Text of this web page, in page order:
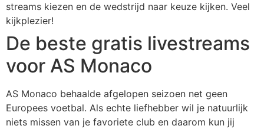
streams kiezen en de wedstrijd naar keuze kijken. Veel
kijkplezier!
De beste gratis livestreams
voor AS Monaco
AS Monaco behaalde afgelopen seizoen net geen
Europees voetbal. Als echte liefhebber wil je natuurlijk
niets missen van je favoriete club en daarom kun jij